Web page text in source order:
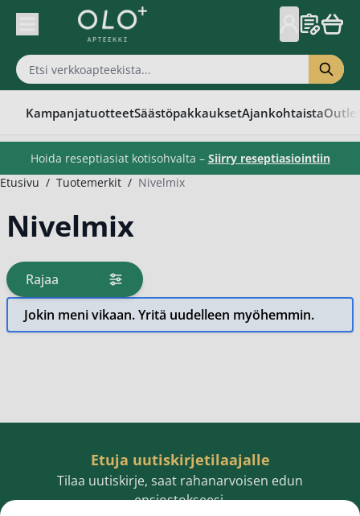
Skip to Content
KampanjatuotteetSäästöpakkauksetAjankohtaista
Hoida reseptiasiat kotisohvalta – Siirry reseptiasiointiin
Etusivu / Tuotemerkit / Nivelmix
Nivelmix
Rajaa
tuotteita
Jokin meni vikaan. Yritä uudelleen myöhemmin.
Etuja uutiskirjetilaajalle
Tilaa uutiskirje, saat rahanarvoisen edun
ensiostokseesi.